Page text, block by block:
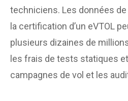
techniciens. Les données
la certification d’un eVTOL
plusieurs dizaines de
les frais de tests statiques
campagnes de vol et les